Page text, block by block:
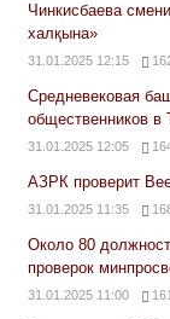
Чинкисбаева
халқына»
31.01.2025 12:15
Средневековая
общественников в
31.01.2025 12:05
АЗРК проверит
31.01.2025 11:35
Около 80
проверок
31.01.2025 11:00